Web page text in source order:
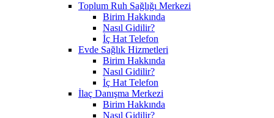
Toplum Ruh Sağlığı Merkezi
Birim Hakkında
Nasıl Gidilir?
İç Hat Telefon
Evde Sağlık Hizmetleri
Birim Hakkında
Nasıl Gidilir?
İç Hat Telefon
İlaç Danışma Merkezi
Birim Hakkında
Nasıl Gidilir?